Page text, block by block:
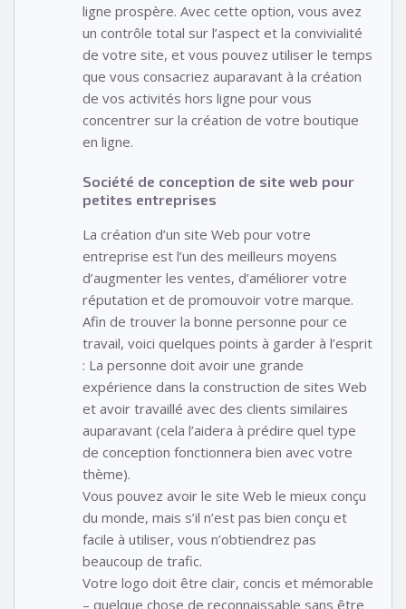
ligne prospère. Avec cette option, vous avez
un contrôle total sur l’aspect et la convivialité
de votre site, et vous pouvez utiliser le temps
que vous consacriez auparavant à la création
de vos activités hors ligne pour vous
concentrer sur la création de votre boutique
en ligne.
Société de conception de site web pour
petites entreprises
La création d’un site Web pour votre
entreprise est l’un des meilleurs moyens
d’augmenter les ventes, d’améliorer votre
réputation et de promouvoir votre marque.
Afin de trouver la bonne personne pour ce
travail, voici quelques points à garder à l’esprit
: La personne doit avoir une grande
expérience dans la construction de sites Web
et avoir travaillé avec des clients similaires
auparavant (cela l’aidera à prédire quel type
de conception fonctionnera bien avec votre
thème).
Vous pouvez avoir le site Web le mieux conçu
du monde, mais s’il n’est pas bien conçu et
facile à utiliser, vous n’obtiendrez pas
beaucoup de trafic.
Votre logo doit être clair, concis et mémorable
– quelque chose de reconnaissable sans être